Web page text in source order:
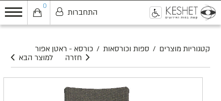
0
התחברות
קטגוריות מוצרים / ספות וכורסאות / כורסא - ראטן אפור
למוצר הבא
חזרה